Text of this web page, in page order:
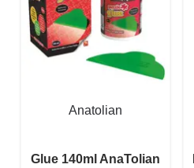
Anatolian
Glue 140ml AnaTolian